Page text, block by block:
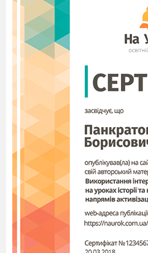
Ведучий 1:
Ми дуже
з нами!
Ведучий 2
: Тема
передачі — «Хто
Ведучий 1:
На мій
чесною, відповідь
чоловік. До речі, навіть
відзначається раніше,
жіночий — 8 березня.
Ведучий 2:
А я гадаю,
це все-таки жінка,
нам життя, проводить
ми хворіємо, вчить
погане, допомагає йти